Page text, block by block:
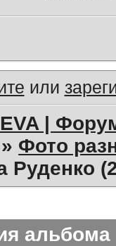
или
|
» Фото
Руденко